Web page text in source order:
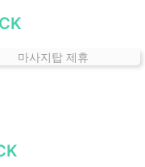
마사지탑 제휴